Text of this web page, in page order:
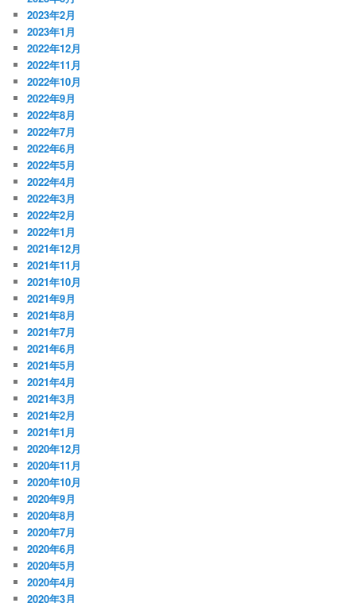
2023年2月
2023年1月
2022年12月
2022年11月
2022年10月
2022年9月
2022年8月
2022年7月
2022年6月
2022年5月
2022年4月
2022年3月
2022年2月
2022年1月
2021年12月
2021年11月
2021年10月
2021年9月
2021年8月
2021年7月
2021年6月
2021年5月
2021年4月
2021年3月
2021年2月
2021年1月
2020年12月
2020年11月
2020年10月
2020年9月
2020年8月
2020年7月
2020年6月
2020年5月
2020年4月
2020年3月